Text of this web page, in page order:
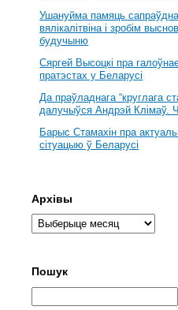
Ушануйма памяць
вялікалітвіна і зробім
будучыню
Сяргей Высоцкі пра
пратэстах у Беларусі
Да праўладнага “круглага
далучыўся Андрэй Клімаў.
Барыс Стамахін пра
сітуацыю ў Беларусі
Архівы
Пошук